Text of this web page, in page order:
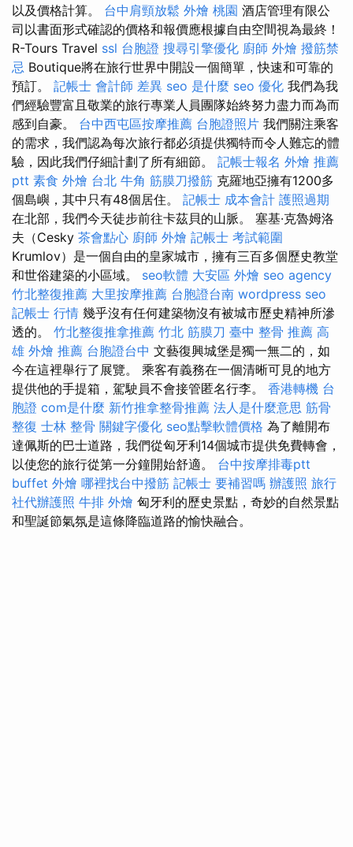
以及價格計算。 台中肩頸放鬆 外燴 桃園 酒店管理有限公
司以書面形式確認的價格和報價應根據自由空間視為最終！
R-Tours Travel ssl 台胞證 搜尋引擎優化 廚師 外燴 撥筋禁
忌 Boutique將在旅行世界中開設一個簡單，快速和可靠的
預訂。 記帳士 會計師 差異 seo 是什麼 seo 優化 我們為我
們經驗豐富且敬業的旅行專業人員團隊始終努力盡力而為而
感到自豪。 台中西屯區按摩推薦 台胞證照片 我們關注乘客
的需求，我們認為每次旅行都必須提供獨特而令人難忘的體
驗，因此我們仔細計劃了所有細節。 記帳士報名 外燴 推薦
ptt 素食 外燴 台北 牛角 筋膜刀撥筋 克羅地亞擁有1200多
個島嶼，其中只有48個居住。 記帳士 成本會計 護照過期
在北部，我們今天徒步前往卡茲貝的山脈。 塞基·克魯姆洛
夫（Cesky 茶會點心 廚師 外燴 記帳士 考試範圍
Krumlov）是一個自由的皇家城市，擁有三百多個歷史教堂
和世俗建築的小區域。 seo軟體 大安區 外燴 seo agency
竹北整復推薦 大里按摩推薦 台胞證台南 wordpress seo
記帳士 行情 幾乎沒有任何建築物沒有被城市歷史精神所滲
透的。 竹北整復推拿推薦 竹北 筋膜刀 臺中 整骨 推薦 高
雄 外燴 推薦 台胞證台中 文藝復興城堡是獨一無二的，如
今在這裡舉行了展覽。 乘客有義務在一個清晰可見的地方
提供他的手提箱，駕駛員不會接管匿名行李。 香港轉機 台
胞證 com是什麼 新竹推拿整骨推薦 法人是什麼意思 筋骨
整復 士林 整骨 關鍵字優化 seo點擊軟體價格 為了離開布
達佩斯的巴士道路，我們從匈牙利14個城市提供免費轉會，
以使您的旅行從第一分鐘開始舒適。 台中按摩排毒ptt
buffet 外燴 哪裡找台中撥筋 記帳士 要補習嗎 辦護照 旅行
社代辦護照 牛排 外燴 匈牙利的歷史景點，奇妙的自然景點
和聖誕節氣氛是這條降臨道路的愉快融合。